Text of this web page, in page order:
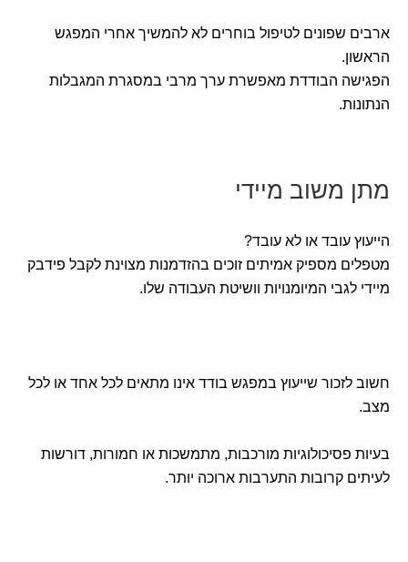
ארבים שפונים לטיפול בוחרים לא להמשיך אחרי המפגש
הראשון.
הפגישה הבודדת מאפשרת ערך מרבי במסגרת המגבלות
הנתונות.
מתן משוב מיידי
הייעוץ עובד או לא עובד?
מטפלים מספיק אמיתים זוכים בהזדמנות מצוינת לקבל פידבק
מיידי לגבי המיומנויות וושיטת העבודה שלו.
חשוב לזכור שייעוץ במפגש בודד אינו מתאים לכל אחד או לכל
מצב.
בעיות פסיכולוגיות מורכבות, מתמשכות או חמורות, דורשות
לעיתים קרובות התערבות ארוכה יותר.